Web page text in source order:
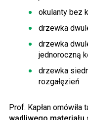
okulanty bez
drzewka
drzewka
jednoroczną
drzewka
rozgałęzień
Prof. Kapłan omówiła